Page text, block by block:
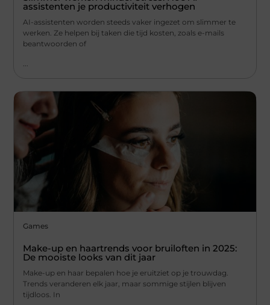
assistenten je productiviteit verhogen
AI-assistenten worden steeds vaker ingezet om slimmer te
werken. Ze helpen bij taken die tijd kosten, zoals e-mails
beantwoorden of
Games
Make-up en haartrends voor bruiloften in 2025:
De mooiste looks van dit jaar
Make-up en haar bepalen hoe je eruitziet op je trouwdag.
Trends veranderen elk jaar, maar sommige stijlen blijven
tijdloos. In